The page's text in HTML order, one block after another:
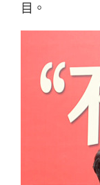
目。